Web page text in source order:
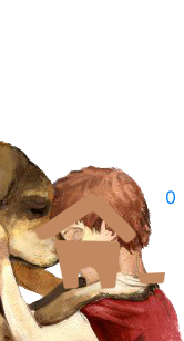
0